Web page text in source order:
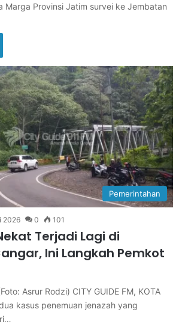
Marga Provinsi Jatim survei ke Jembatan
Pemerintahan
2026 0 101
Terjadi Lagi di
Ini Langkah Pemkot
Asrur Rodzi) CITY GUIDE FM, KOTA
kasus penemuan jenazah yang